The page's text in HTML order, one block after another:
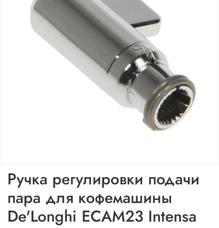
Ручка регулировки подачи
пара для кофемашины
De'Longhi ECAM23 Intensa